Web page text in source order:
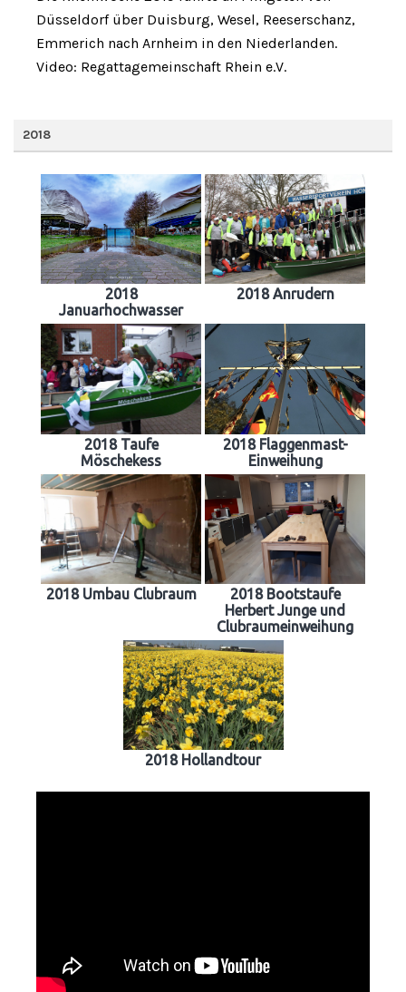
Düsseldorf über Duisburg, Wesel, Reeserschanz,
Emmerich nach Arnheim in den Niederlanden.
Video: Regattagemeinschaft Rhein e.V.
2018
2018
Januarhochwasser
2018 Anrudern
2018 Taufe
Möschekess
2018 Flaggenmast-
Einweihung
2018 Umbau Clubraum
2018 Bootstaufe
Herbert Junge und
Clubraumeinweihung
2018 Hollandtour